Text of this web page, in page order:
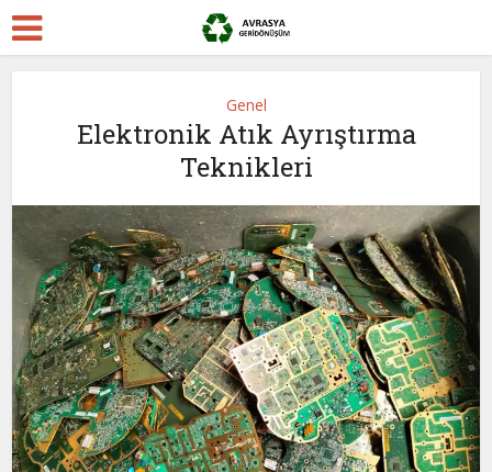
Genel
Elektronik Atık Ayrıştırma
Teknikleri